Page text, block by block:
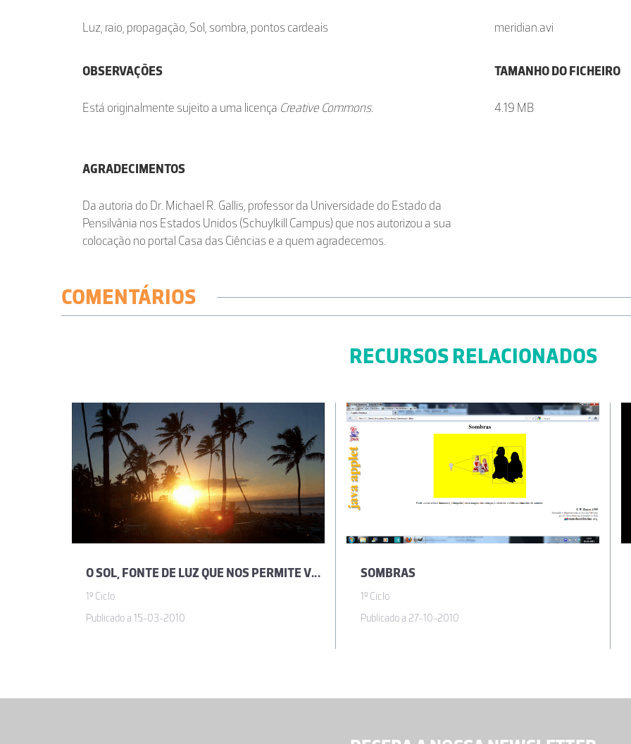
Luz, raio, propagação, Sol, sombra, pontos cardeais
OBSERVAÇÕES
Está originalmente sujeito a uma licença Creative Commons.
AGRADECIMENTOS
Da autoria do Dr. Michael R. Gallis, professor da Universidade do Estado da
Pensilvânia nos Estados Unidos (Schuylkill Campus) que nos autorizou a sua
colocação no portal Casa das Ciências e a quem agradecemos.
meridian.avi
TAMANHO DO FICHEIRO
4.19 MB
COMENTÁRIOS
RECURSOS RELACIONADOS
O SOL, FONTE DE LUZ QUE NOS PERMITE VER O QUE NOS RODEIA
1º Ciclo
Publicado a 15-03-2010
SOMBRAS
1º Ciclo
Publicado a 27-10-2010